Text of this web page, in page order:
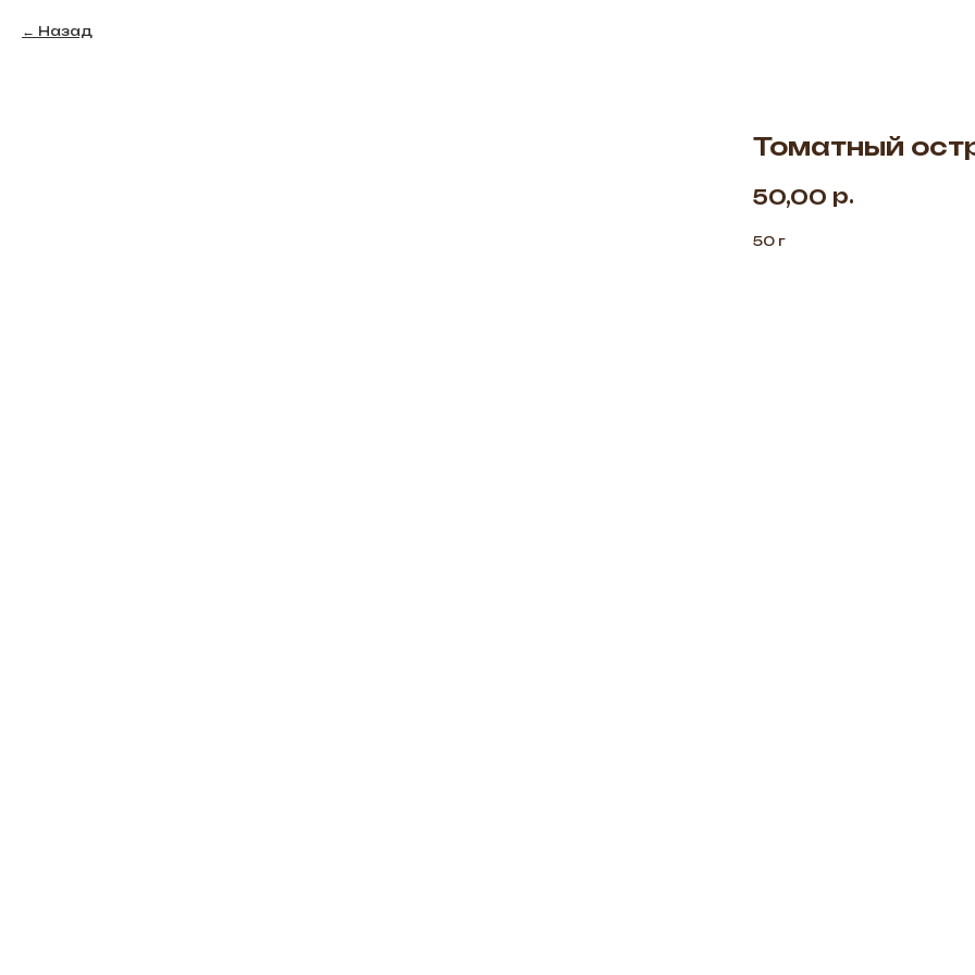
Назад
Томатный
50,00 р.
50 г